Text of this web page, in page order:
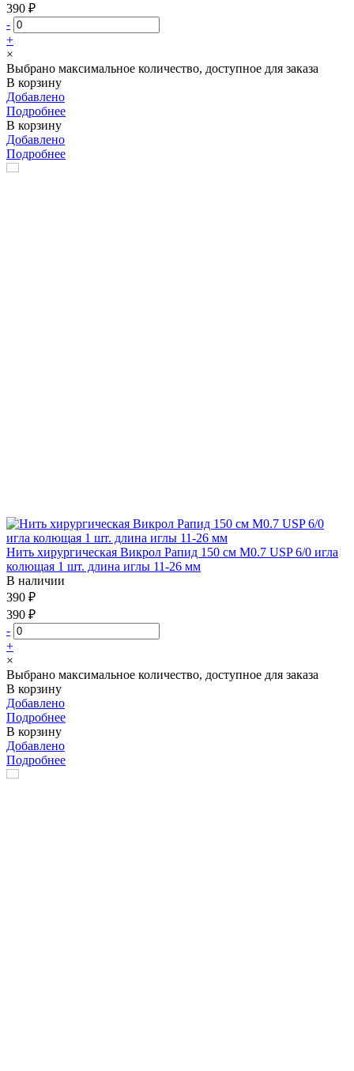
390 ₽
-
+
×
Выбрано максимальное количество, доступное для заказа
В корзину
Добавлено
Подробнее
В корзину
Добавлено
Подробнее
Нить хирургическая Викрол Рапид 150 см М0.7 USP 6/0 игла
колющая 1 шт. длина иглы 11-26 мм
В наличии
390 ₽
390 ₽
-
+
×
Выбрано максимальное количество, доступное для заказа
В корзину
Добавлено
Подробнее
В корзину
Добавлено
Подробнее